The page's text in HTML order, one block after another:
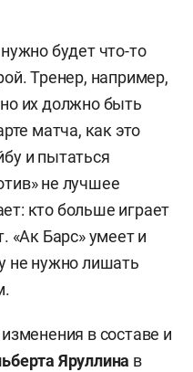
будет что-то
Тренер, например,
их должно быть
матча, как это
и пытаться
не лучшее
кто больше играет
«Ак Барс» умеет и
не нужно лишать
в составе и
Яруллина в